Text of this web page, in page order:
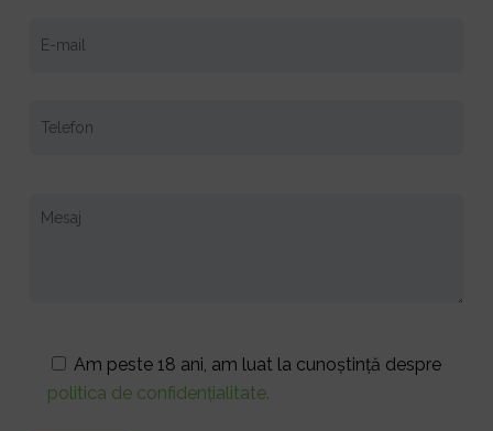
Am peste 18 ani, am luat la cunoștință despre
politica de confidențialitate.